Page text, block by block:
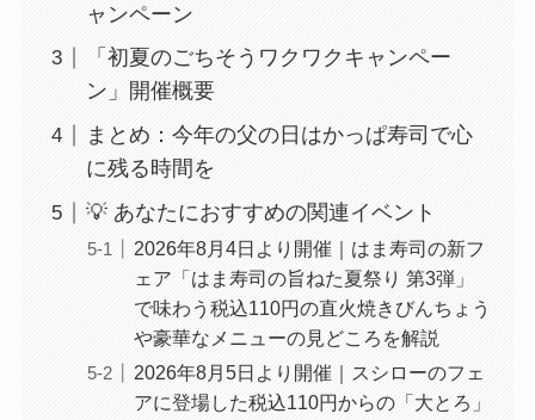
ャンペーン
「初夏のごちそうワクワクキャンペー
ン」開催概要
まとめ：今年の父の日はかっぱ寿司で心
に残る時間を
💡 あなたにおすすめの関連イベント
2026年8月4日より開催｜はま寿司の新フ
ェア「はま寿司の旨ねた夏祭り 第3弾」
で味わう税込110円の直火焼きびんちょう
や豪華なメニューの見どころを解説
2026年8月5日より開催｜スシローのフェ
アに登場した税込110円からの「大とろ」